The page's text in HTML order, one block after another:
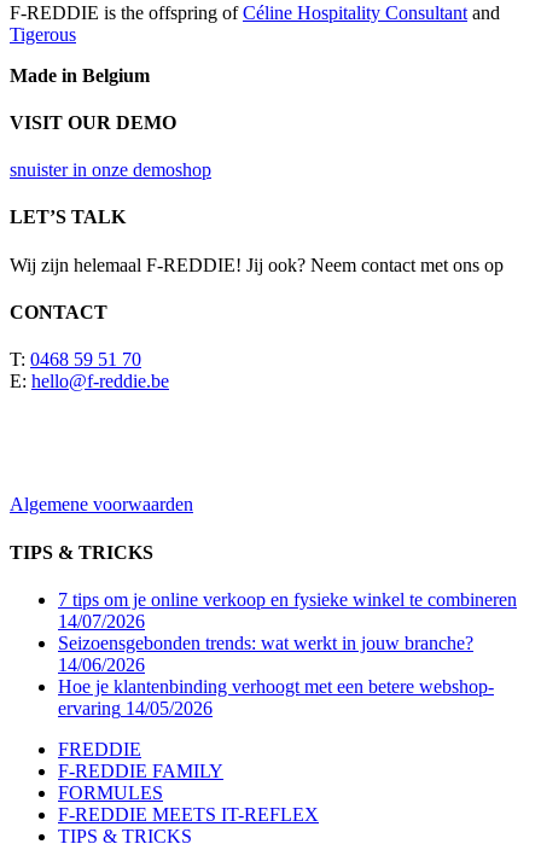
F-REDDIE is the offspring ofCéline Hospitality Consultant and
Tigerous
Made in Belgium
VISIT OUR DEMO
snuister in onze demoshop
LET’S TALK
Wij zijn helemaal F-REDDIE! Jij ook? Neem contact met ons op
CONTACT
T: 0468 59 51 70
E: hello@f-reddie.be
Algemene voorwaarden
TIPS & TRICKS
7 tips om je online verkoop en fysieke winkel te combineren
14/07/2026
Seizoensgebonden trends: wat werkt in jouw branche?
14/06/2026
Hoe je klantenbinding verhoogt met een betere webshop-
ervaring 14/05/2026
Close
Menu
FREDDIE
F-REDDIE FAMILY
FORMULES
F-REDDIE MEETS IT-REFLEX
TIPS & TRICKS